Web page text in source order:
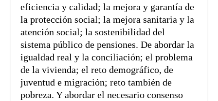
eficiencia y calidad; la mejora y garantía de
la protección social; la mejora sanitaria y la
atención social; la sostenibilidad del
sistema público de pensiones. De abordar la
igualdad real y la conciliación; el problema
de la vivienda; el reto demográfico, de
juventud e migración; reto también de
pobreza. Y abordar el necesario consenso